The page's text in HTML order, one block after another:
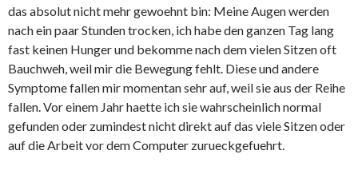
das absolut nicht mehr gewoehnt bin: Meine Augen werden
nach ein paar Stunden trocken, ich habe den ganzen Tag lang
fast keinen Hunger und bekomme nach dem vielen Sitzen oft
Bauchweh, weil mir die Bewegung fehlt. Diese und andere
Symptome fallen mir momentan sehr auf, weil sie aus der Reihe
fallen. Vor einem Jahr haette ich sie wahrscheinlich normal
gefunden oder zumindest nicht direkt auf das viele Sitzen oder
auf die Arbeit vor dem Computer zurueckgefuehrt.